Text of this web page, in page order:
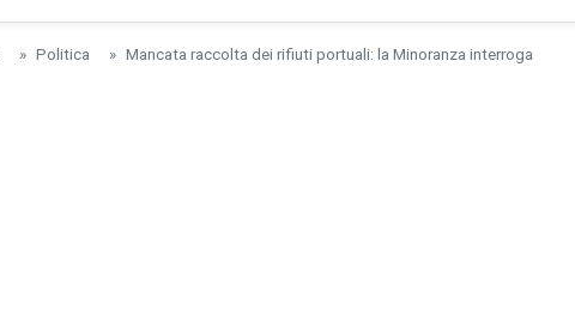
Politica Mancata raccolta dei rifiuti portuali: la Minoranza interroga